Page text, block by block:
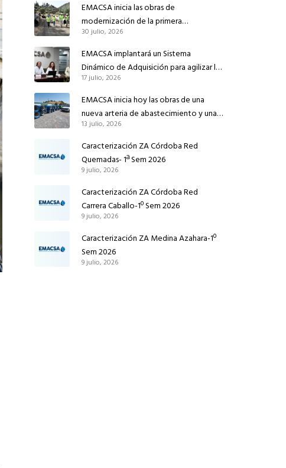
EMACSA inicia las obras de
modernización de la primera
conducción de abastecimiento para
reforzar el suministro de agua de
Córdoba
30 julio, 2026
EMACSA implantará un Sistema
Dinámico de Adquisición para agilizar la
contratación de obras en sus redes e
instalaciones
17 julio, 2026
EMACSA inicia hoy las obras de una
nueva arteria de abastecimiento y una
red de agua no potable en Ingeniero
Ruiz de Azúa
13 julio, 2026
Caracterización ZA Córdoba Red
Quemadas- 1ª Sem 2026
9 julio, 2026
Caracterización ZA Córdoba Red
Carrera Caballo-1º Sem 2026
9 julio, 2026
Caracterización ZA Medina Azahara-1º
Sem 2026
9 julio, 2026